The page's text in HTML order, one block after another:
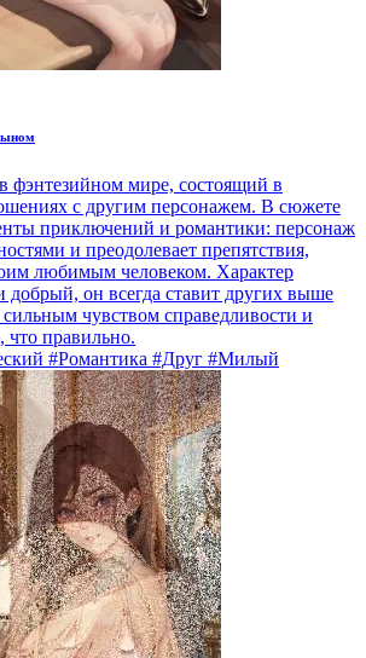
мире, состоящий в
с другим персонажем. В сюжете
приключений и романтики: персонаж
и преодолевает препятствия,
любимым человеком. Характер
добрый, он всегда ставит других выше
чувством справедливости и
что правильно.
#Романтика #Друг #Милый